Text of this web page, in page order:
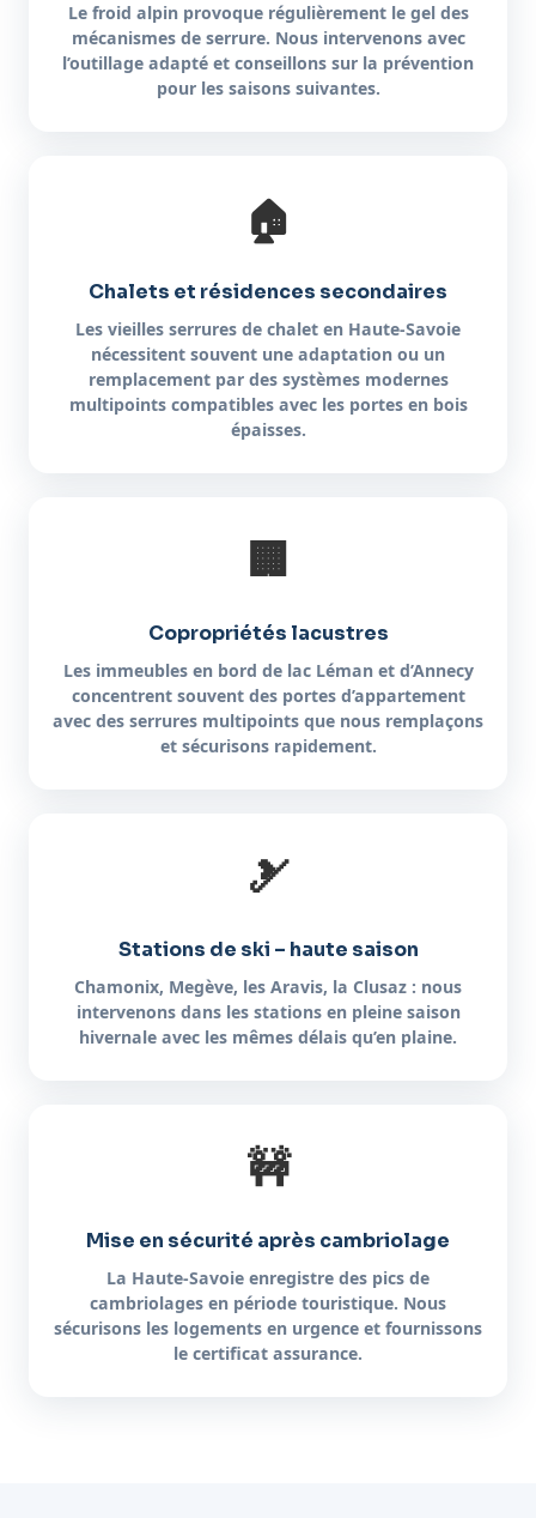
Le froid alpin provoque régulièrement le gel des
mécanismes de serrure. Nous intervenons avec
l’outillage adapté et conseillons sur la prévention
pour les saisons suivantes.
🏠
Chalets et résidences secondaires
Les vieilles serrures de chalet en Haute-Savoie
nécessitent souvent une adaptation ou un
remplacement par des systèmes modernes
multipoints compatibles avec les portes en bois
épaisses.
🏢
Copropriétés lacustres
Les immeubles en bord de lac Léman et d’Annecy
concentrent souvent des portes d’appartement
avec des serrures multipoints que nous remplaçons
et sécurisons rapidement.
🎿
Stations de ski – haute saison
Chamonix, Megève, les Aravis, la Clusaz : nous
intervenons dans les stations en pleine saison
hivernale avec les mêmes délais qu’en plaine.
🚧
Mise en sécurité après cambriolage
La Haute-Savoie enregistre des pics de
cambriolages en période touristique. Nous
sécurisons les logements en urgence et fournissons
le certificat assurance.